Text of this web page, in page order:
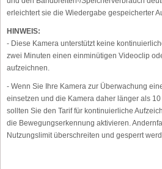
erleichtert sie die Wiedergabe gespeicherter
HINWEIS:
- Diese Kamera unterstützt keine
zwei Minuten einen einminütigen Videoclip
aufzeichnen.
- Wenn Sie Ihre Kamera zur Überwachung
einsetzen und die Kamera daher länger als
sollten Sie den Tarif für kontinuierliche
die Bewegungserkennung aktivieren.
Nutzungslimit überschreiten und gesperrt